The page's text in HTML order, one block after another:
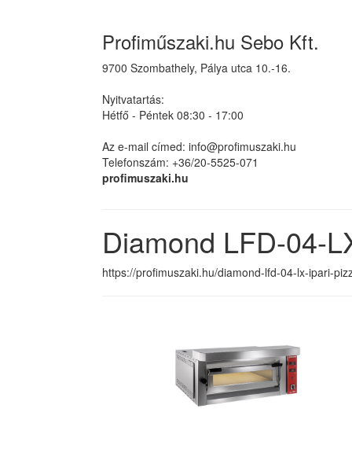
Profiműszaki.hu Sebo Kft.
9700 Szombathely, Pálya utca 10.-16.
Nyitvatartás:
Hétfő - Péntek 08:30 - 17:00
Az e-mail címed: info@profimuszaki.hu
Telefonszám: +36/20-5525-071
profimuszaki.hu
Diamond LFD-04-
https://profimuszaki.hu/diamond-lfd-04-lx-ipari-